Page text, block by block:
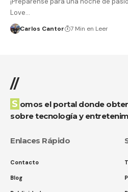
Love…
Carlos Cantor 7 Min en Leer
//
Somos el portal donde obtendrás las novedades
sobre tecnología y
Enlaces Rápido
Contacto
Blog